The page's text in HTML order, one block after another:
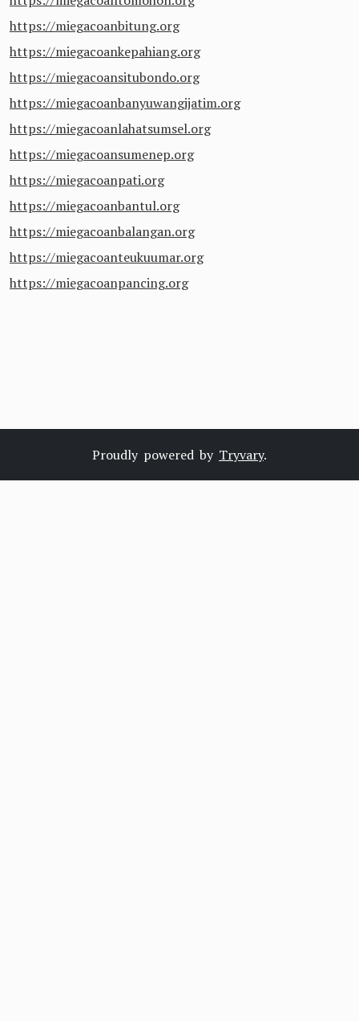
https://miegacoanbitung.org
https://miegacoankepahiang.org
https://miegacoansitubondo.org
https://miegacoanbanyuwangijatim.org
https://miegacoanlahatsumsel.org
https://miegacoansumenep.org
https://miegacoanpati.org
https://miegacoanbantul.org
https://miegacoanbalangan.org
https://miegacoanteukuumar.org
https://miegacoanpancing.org
Proudly powered by Tryvary.